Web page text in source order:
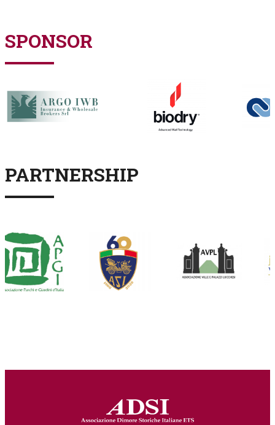
SPONSOR
PARTNERSHIP